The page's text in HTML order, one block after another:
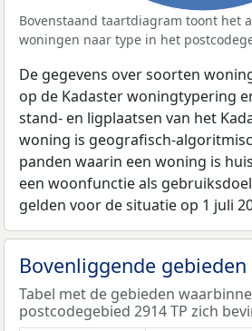
Bovenstaand taartdiagram toont het
woningen naar type in het
De gegevens over soorten
op de Kadaster woningtypering
stand- en ligplaatsen van het
woning is geografisch-
panden waarin een woning is
een woonfunctie als
gelden voor de situatie op 1 juli
Bovenliggende gebieden
Tabel met de gebieden
postcodegebied 2914 TP zich